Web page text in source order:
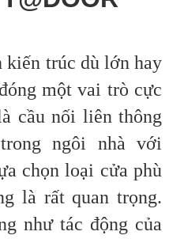
kiến trúc dù lớn hay
một vai trò cực
cầu nối liên thông
ngôi nhà với
chọn loại cửa phù
là rất quan trọng.
như tác động của